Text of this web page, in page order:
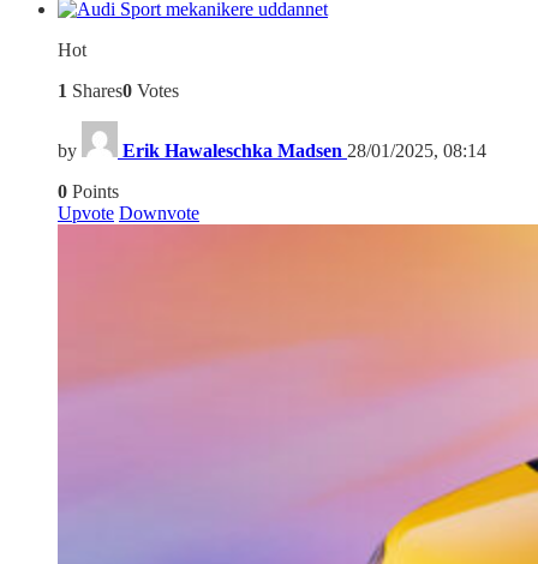
Hot
1 Shares0 Votes
by Erik Hawaleschka Madsen 28/01/2025, 08:14
0 Points
Upvote Downvote